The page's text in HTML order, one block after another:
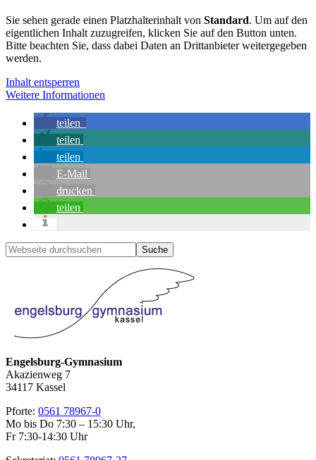
Sie sehen gerade einen Platzhalterinhalt von Standard. Um auf den
eigentlichen Inhalt zuzugreifen, klicken Sie auf den Button unten.
Bitte beachten Sie, dass dabei Daten an Drittanbieter weitergegeben
werden.
Inhalt entsperren
Weitere Informationen
teilen
teilen
teilen
E-Mail
drucken
teilen
Seitenspalte
Webseite
durchsuchen
Engelsburg-Gymnasium
Akazienweg 7
34117 Kassel
Pforte: 0561 78967-0
Mo bis Do 7:30 – 15:30 Uhr,
Fr 7:30-14:30 Uhr